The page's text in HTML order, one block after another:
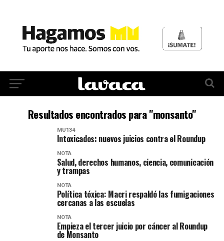
Resultados encontrados para "monsanto"
MU134
Intoxicados: nuevos juicios contra el Roundup
NOTA
Salud, derechos humanos, ciencia, comunicación
y trampas
NOTA
Política tóxica: Macri respaldó las fumigaciones
cercanas a las escuelas
NOTA
Empieza el tercer juicio por cáncer al Roundup
de Monsanto